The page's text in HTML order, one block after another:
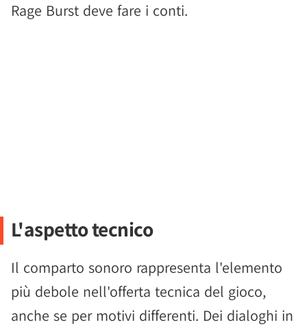
Rage Burst deve fare i conti.
L'aspetto tecnico
Il comparto sonoro rappresenta l'elemento
più debole nell'offerta tecnica del gioco,
anche se per motivi differenti. Dei dialoghi in